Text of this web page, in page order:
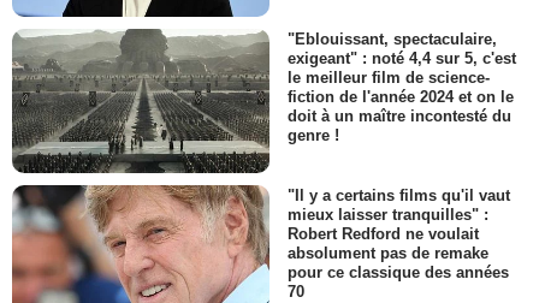
"Eblouissant, spectaculaire,
exigeant" : noté 4,4 sur 5, c'est
le meilleur film de science-
fiction de l'année 2024 et on le
doit à un maître incontesté du
genre !
"Il y a certains films qu'il vaut
mieux laisser tranquilles" :
Robert Redford ne voulait
absolument pas de remake
pour ce classique des années
70